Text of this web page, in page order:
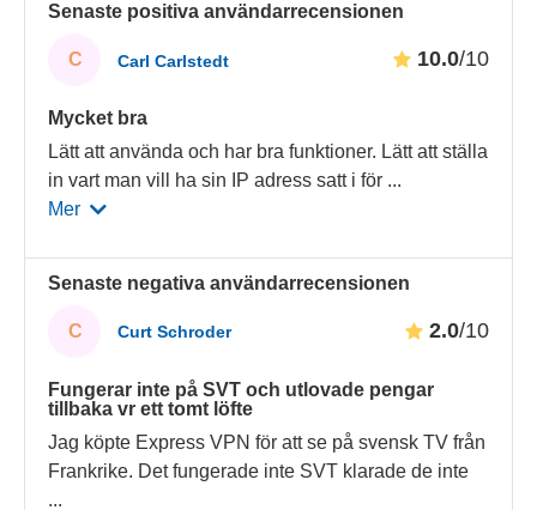
Senaste positiva användarrecensionen
C Carl Carlstedt 10.0/10
Mycket bra
Lätt att använda och har bra funktioner. Lätt att ställa
in vart man vill ha sin IP adress satt i för ...
Mer
Senaste negativa användarrecensionen
C Curt Schroder 2.0/10
Fungerar inte på SVT och utlovade pengar
tillbaka vr ett tomt löfte
Jag köpte Express VPN för att se på svensk TV från
Frankrike. Det fungerade inte SVT klarade de inte
...